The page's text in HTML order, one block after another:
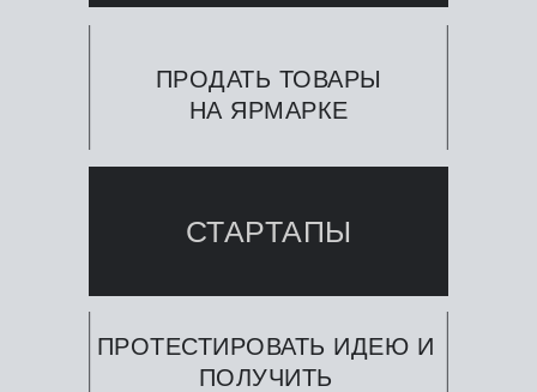
ПРОТЕСТИРОВАТЬ ИДЕЮ И
ПОЛУЧИТЬ
ПРОДАТЬ ТОВАРЫ
НА ЯРМАРКЕ
СТАРТАПЫ